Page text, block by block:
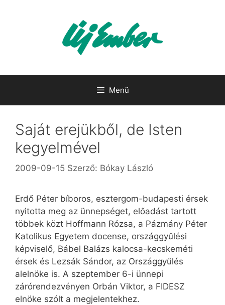
Menü
Saját erejükből, de Isten
kegyelmével
2009-09-15 Szerző: Bókay László
Erdő Péter bíboros, esztergom-budapesti érsek
nyitotta meg az ünnepséget, előadást tartott
többek közt Hoffmann Rózsa, a Pázmány Péter
Katolikus Egyetem docense, országgyűlési
képviselő, Bábel Balázs kalocsa-kecskeméti
érsek és Lezsák Sándor, az Országgyűlés
alelnöke is. A szeptember 6-i ünnepi
zárórendezvényen Orbán Viktor, a FIDESZ
elnöke szólt a megjelentekhez.